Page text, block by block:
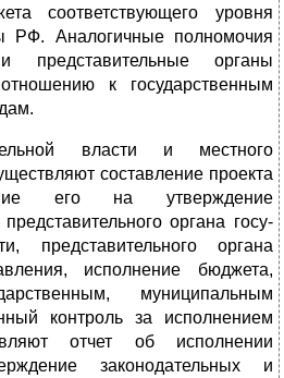
соответствующего уровня
РФ. Аналогич­ные полномочия
представительные органы
к государственным
власти и местного
составление проекта
его на утверждение
органа госу­
представительного органа
исполнение бюджета,
муниципальным
контроль за исполне­нием
отчет об исполнении
законодательных и